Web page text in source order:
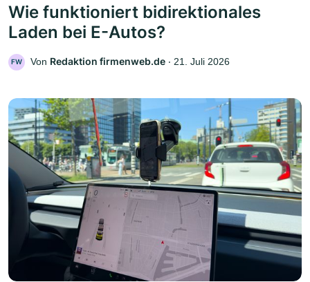
Wie funktioniert bidirektionales
Laden bei E-Autos?
FW Von Redaktion firmenweb.de ‧ 21. Juli 2026